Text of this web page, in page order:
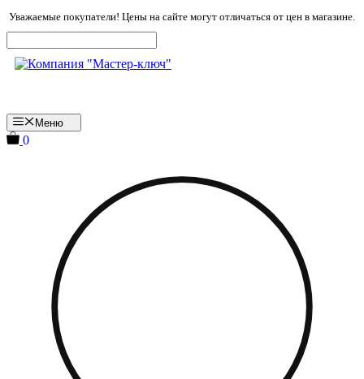
Перейти
к
содержимому
Уважаемые покупатели! Цены на сайте могут отличаться от цен в магазине.
Меню
0